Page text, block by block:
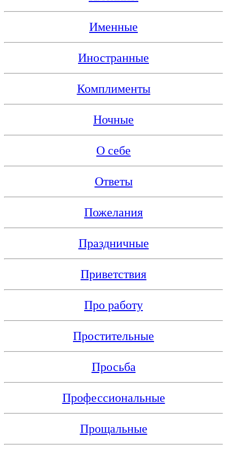
Именные
Иностранные
Комплименты
Ночные
О себе
Ответы
Пожелания
Праздничные
Приветствия
Про работу
Простительные
Просьба
Профессиональные
Прощальные